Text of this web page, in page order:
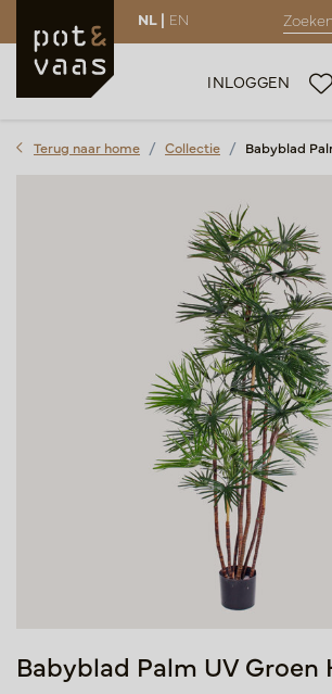
NL | EN
INLOGGEN
Terug naar home Collectie Babyblad
Babyblad Palm UV Groen